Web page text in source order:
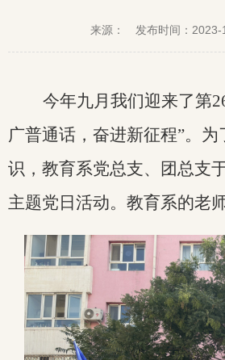
来源： 发布时间：
今年九月我们迎来了第
广普通话，奋进新征程”。
识，教育系党总支、团总支
主题党日活动。教育系的老